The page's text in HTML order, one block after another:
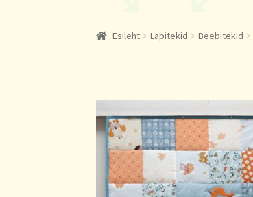
Esileht Lapitekid Beebitekid